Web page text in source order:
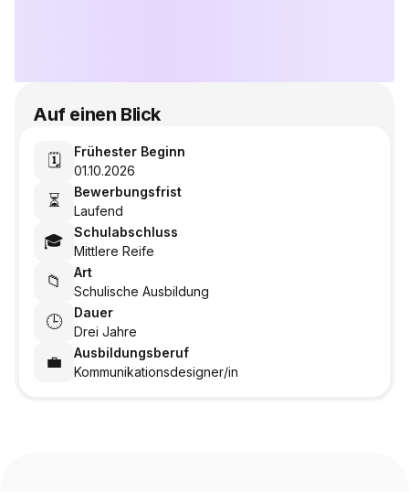
Auf einen Blick
🗓️
Frühester Beginn
01.10.2026
⏳
Bewerbungsfrist
Laufend
🎓
Schulabschluss
Mittlere Reife
📁
Art
Schulische Ausbildung
🕒
Dauer
Drei Jahre
💼
Ausbildungsberuf
Kommunikationsdesigner/in